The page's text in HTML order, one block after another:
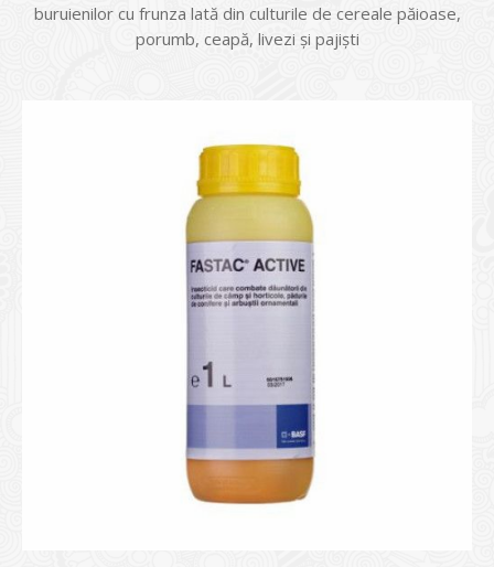
buruienilor cu frunza lată din culturile de cereale păioase,
porumb, ceapă, livezi şi pajişti